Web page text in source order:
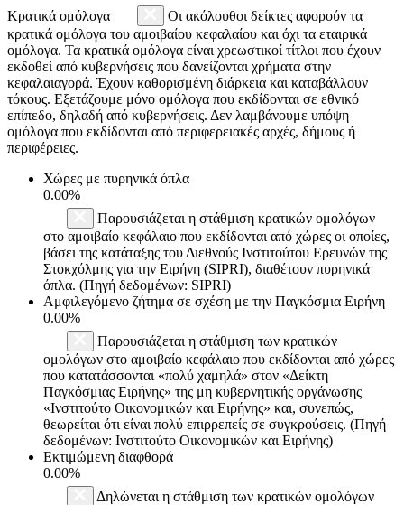
Κρατικά ομόλογα
Οι ακόλουθοι δείκτες αφορούν τα
κρατικά ομόλογα του αμοιβαίου κεφαλαίου και όχι τα εταιρικά
ομόλογα. Τα κρατικά ομόλογα είναι χρεωστικοί τίτλοι που έχουν
εκδοθεί από κυβερνήσεις που δανείζονται χρήματα στην
κεφαλαιαγορά. Έχουν καθορισμένη διάρκεια και καταβάλλουν
τόκους. Εξετάζουμε μόνο ομόλογα που εκδίδονται σε εθνικό
επίπεδο, δηλαδή από κυβερνήσεις. Δεν λαμβάνουμε υπόψη
ομόλογα που εκδίδονται από περιφερειακές αρχές, δήμους ή
περιφέρειες.
Χώρες με πυρηνικά όπλα
0.00%
Παρουσιάζεται η στάθμιση κρατικών ομολόγων
στο αμοιβαίο κεφάλαιο που εκδίδονται από χώρες οι οποίες,
βάσει της κατάταξης του Διεθνούς Ινστιτούτου Ερευνών της
Στοκχόλμης για την Ειρήνη (SIPRI), διαθέτουν πυρηνικά
όπλα. (Πηγή δεδομένων: SIPRI)
Αμφιλεγόμενο ζήτημα σε σχέση με την Παγκόσμια Ειρήνη
0.00%
Παρουσιάζεται η στάθμιση των κρατικών
ομολόγων στο αμοιβαίο κεφάλαιο που εκδίδονται από χώρες
που κατατάσσονται «πολύ χαμηλά» στον «Δείκτη
Παγκόσμιας Ειρήνης» της μη κυβερνητικής οργάνωσης
«Ινστιτούτο Οικονομικών και Ειρήνης» και, συνεπώς,
θεωρείται ότι είναι πολύ επιρρεπείς σε συγκρούσεις. (Πηγή
δεδομένων: Ινστιτούτο Οικονομικών και Ειρήνης)
Εκτιμώμενη διαφθορά
0.00%
Δηλώνεται η στάθμιση των κρατικών ομολόγων